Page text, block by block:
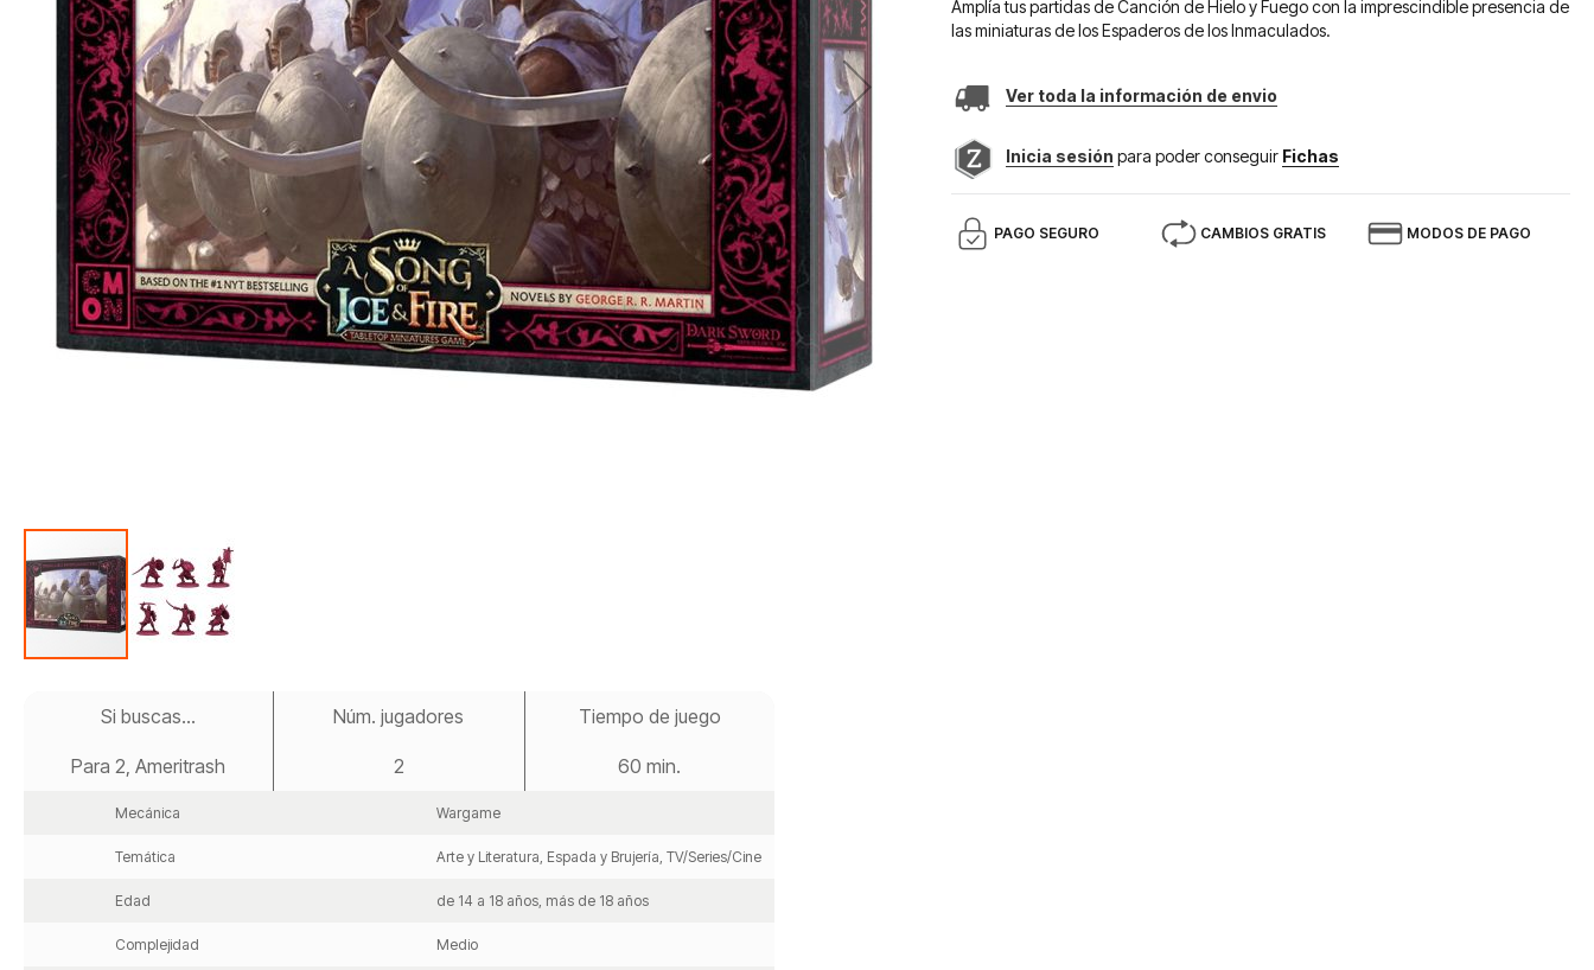
Amplía tus partidas de Canción de Hielo y Fuego con la imprescindible presencia de
las miniaturas de los Espaderos de los Inmaculados.
Ver toda la información de envio
Inicia sesión para poder conseguir Fichas
PAGO SEGURO CAMBIOS GRATIS MODOS DE PAGO
Si buscas...
Para 2, Ameritrash
Núm. jugadores
2
Tiempo de juego
60 min.
Mecánica Wargame
Temática Arte y Literatura, Espada y Brujería, TV/Series/Cine
Edad de 14 a 18 años, más de 18 años
Complejidad Medio